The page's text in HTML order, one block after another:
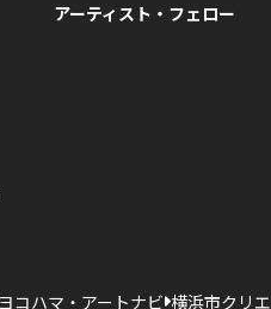
アーティスト・フェロー
コハマ・アートナビ 横浜市クリ